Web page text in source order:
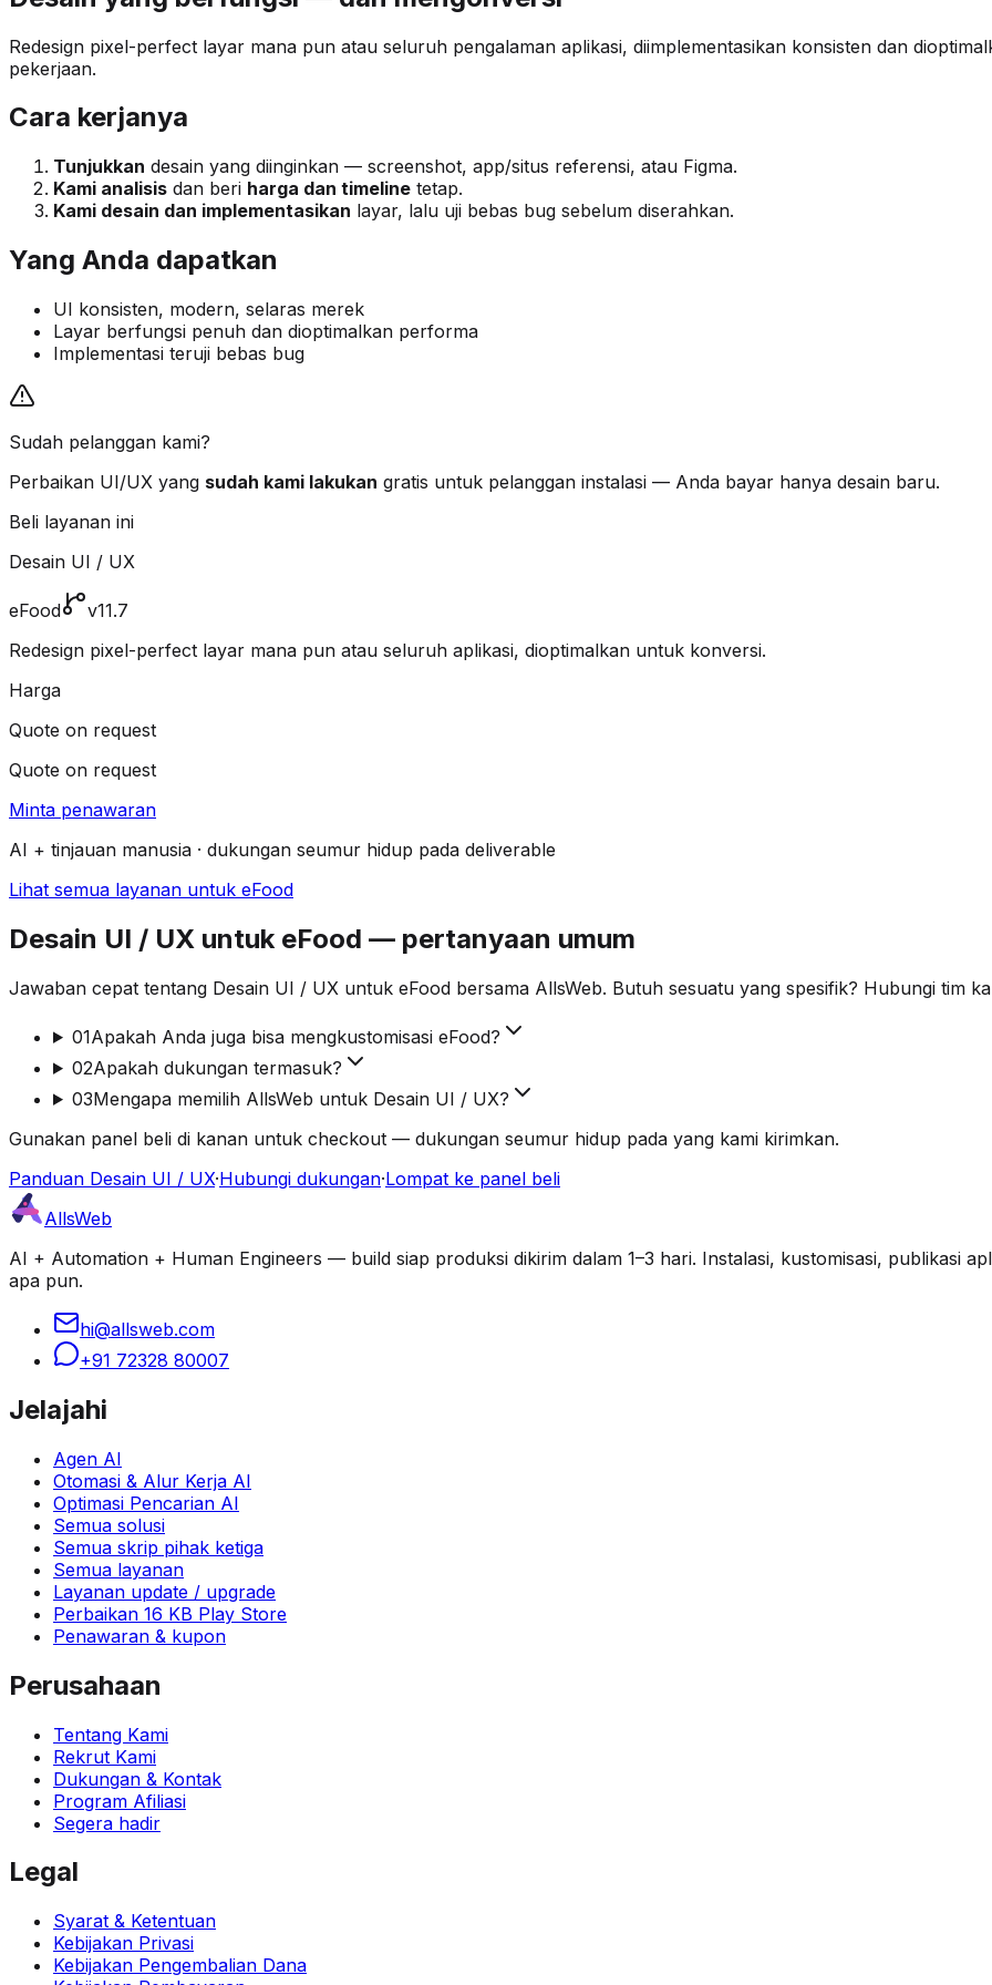
Redesign pixel-perfect layar mana pun atau seluruh pengalaman aplikasi, diimplementasikan konsisten dan
pekerjaan.
Cara kerjanya
Tunjukkan desain yang diinginkan — screenshot, app/situs referensi, atau Figma.
Kami analisis dan beri harga dan timeline tetap.
Kami desain dan implementasikan layar, lalu uji bebas bug sebelum diserahkan.
Yang Anda dapatkan
UI konsisten, modern, selaras merek
Layar berfungsi penuh dan dioptimalkan performa
Implementasi teruji bebas bug
Sudah pelanggan kami?
Perbaikan UI/UX yang sudah kami lakukan gratis untuk pelanggan instalasi — Anda bayar hanya desain baru.
Beli layanan ini
Desain UI / UX
eFood
v11.7
Redesign pixel-perfect layar mana pun atau seluruh aplikasi, dioptimalkan untuk konversi.
Harga
Quote on request
Quote on request
Minta penawaran
AI + tinjauan manusia · dukungan seumur hidup pada deliverable
Lihat semua layanan untuk eFood
Desain UI / UX untuk eFood — pertanyaan umum
Jawaban cepat tentang Desain UI / UX untuk eFood bersama AllsWeb. Butuh sesuatu yang spesifik? Hubungi tim
01Apakah Anda juga bisa mengkustomisasi eFood?
02Apakah dukungan termasuk?
03Mengapa memilih AllsWeb untuk Desain UI / UX?
Gunakan panel beli di kanan untuk checkout — dukungan seumur hidup pada yang kami kirimkan.
Panduan Desain UI / UX·Hubungi dukungan·Lompat ke panel beli
AllsWeb
AI + Automation + Human Engineers — build siap produksi dikirim dalam 1–3 hari. Instalasi, kustomisasi, publikasi
apa pun.
hi@allsweb.com
+91 72328 80007
Jelajahi
Agen AI
Otomasi & Alur Kerja AI
Optimasi Pencarian AI
Semua solusi
Semua skrip pihak ketiga
Semua layanan
Layanan update / upgrade
Perbaikan 16 KB Play Store
Penawaran & kupon
Perusahaan
Tentang Kami
Rekrut Kami
Dukungan & Kontak
Program Afiliasi
Segera hadir
Legal
Syarat & Ketentuan
Kebijakan Privasi
Kebijakan Pengembalian Dana